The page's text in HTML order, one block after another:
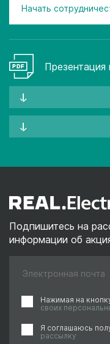
Начать
Презентация
Подпишитесь на
информации об
Нажимая на
своих
Я соглашаюсь
рассылку